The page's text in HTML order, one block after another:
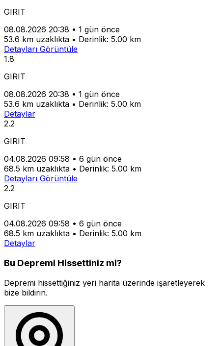
GIRIT
08.08.2026 20:38 • 1 gün önce
53.6 km uzaklıkta • Derinlik: 5.00 km
Detayları Görüntüle
1.8
GIRIT
08.08.2026 20:38 • 1 gün önce
53.6 km uzaklıkta • Derinlik: 5.00 km
Detaylar
2.2
GIRIT
04.08.2026 09:58 • 6 gün önce
68.5 km uzaklıkta • Derinlik: 5.00 km
Detayları Görüntüle
2.2
GIRIT
04.08.2026 09:58 • 6 gün önce
68.5 km uzaklıkta • Derinlik: 5.00 km
Detaylar
Bu Depremi Hissettiniz mi?
Depremi hissettiğiniz yeri harita üzerinde işaretleyerek
bize bildirin.